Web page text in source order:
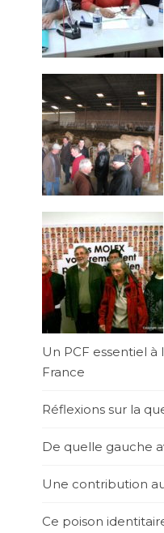
Un PCF essentiel
France
Réflexions sur la
De quelle gauche
Une contribution
Ce poison